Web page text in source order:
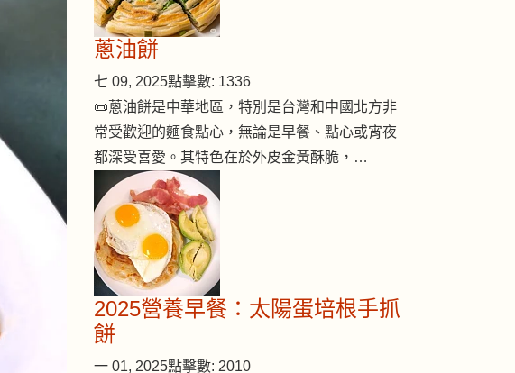
蔥油餅
七 09, 2025點擊數: 1336
📜蔥油餅是中華地區，特別是台灣和中國北方非
常受歡迎的麵食點心，無論是早餐、點心或宵夜
都深受喜愛。其特色在於外皮金黃酥脆，…
2025營養早餐：太陽蛋培根手抓
餅
一 01, 2025點擊數: 2010